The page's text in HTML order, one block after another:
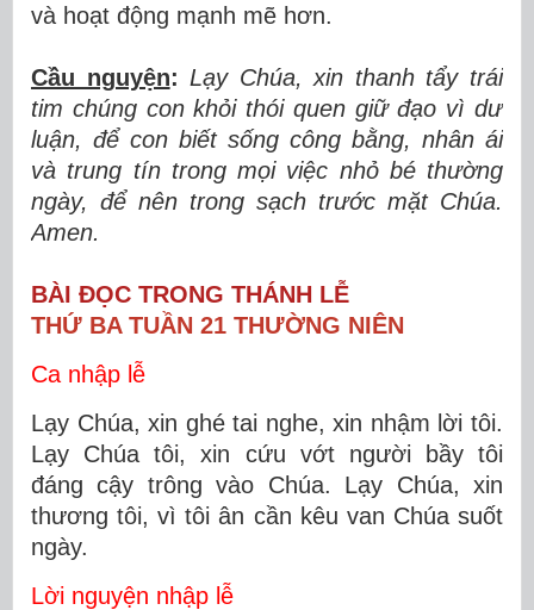
và hoạt động mạnh mẽ hơn.
Cầu nguyện: Lạy Chúa, xin thanh tẩy trái
tim chúng con khỏi thói quen giữ đạo vì dư
luận, để con biết sống công bằng, nhân ái
và trung tín trong mọi việc nhỏ bé thường
ngày, để nên trong sạch trước mặt Chúa.
Amen.
BÀI ĐỌC TRONG THÁNH LỄ
THỨ BA TUẦN 21 THƯỜNG NIÊN
Ca nhập lễ
Lạy Chúa, xin ghé tai nghe, xin nhậm lời tôi.
Lạy Chúa tôi, xin cứu vớt người bầy tôi
đáng cậy trông vào Chúa. Lạy Chúa, xin
thương tôi, vì tôi ân cần kêu van Chúa suốt
ngày.
Lời nguyện nhập lễ